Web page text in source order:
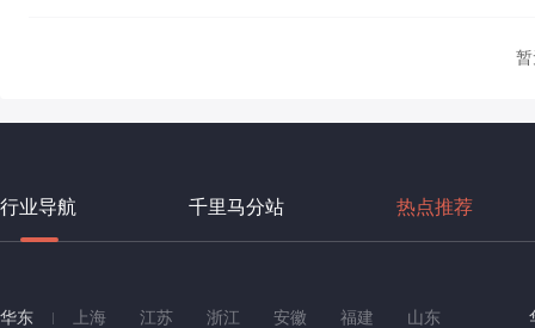
行业导航 千里马分站 热点推荐
华东 上海 江苏 浙江 安徽 福建 山东